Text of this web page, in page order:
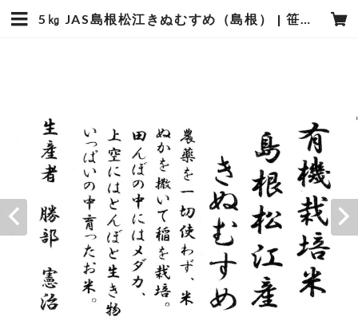
5㎏ JAS島根松江きぬむすめ（島根） | 笹屋米店